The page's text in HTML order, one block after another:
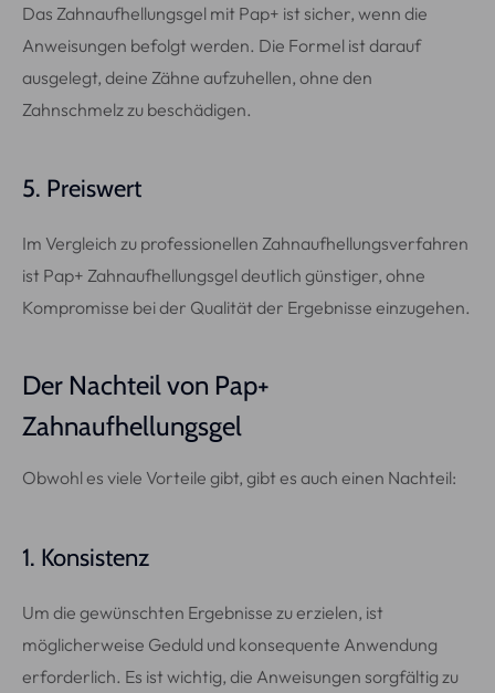
Das Zahnaufhellungsgel mit Pap+ ist sicher, wenn die
Anweisungen befolgt werden. Die Formel ist darauf
ausgelegt, deine Zähne aufzuhellen, ohne den
Zahnschmelz zu beschädigen.
5. Preiswert
Im Vergleich zu professionellen Zahnaufhellungsverfahren
ist Pap+ Zahnaufhellungsgel deutlich günstiger, ohne
Kompromisse bei der Qualität der Ergebnisse einzugehen.
Der Nachteil von Pap+
Zahnaufhellungsgel
Obwohl es viele Vorteile gibt, gibt es auch einen Nachteil:
1. Konsistenz
Um die gewünschten Ergebnisse zu erzielen, ist
möglicherweise Geduld und konsequente Anwendung
erforderlich. Es ist wichtig, die Anweisungen sorgfältig zu